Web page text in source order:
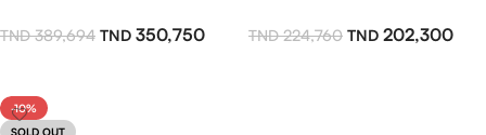
389,694 350,750 224,760 202,300
-10%
SOLD OUT